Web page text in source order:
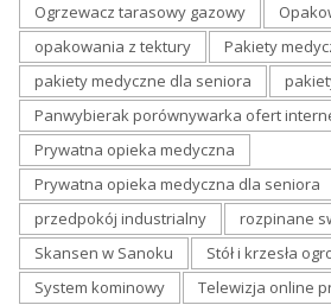
Ogrzewacz tarasowy gazowy
opakowania z tektury
Pakiety
pakiety medyczne dla seniora
Panwybierak porównywarka ofert
Prywatna opieka medyczna
Prywatna opieka medyczna dla seniora
przedpokój industrialny
rozpinane
Skansen w Sanoku
Stół i krzesła
System kominowy
Telewizja online